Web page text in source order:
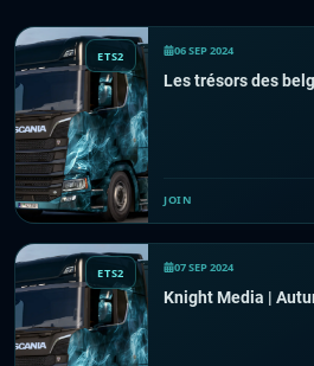
ETS2 06 SEP 2024
Les trésors des
JOIN
ETS2 07 SEP 2024
Knight Media |